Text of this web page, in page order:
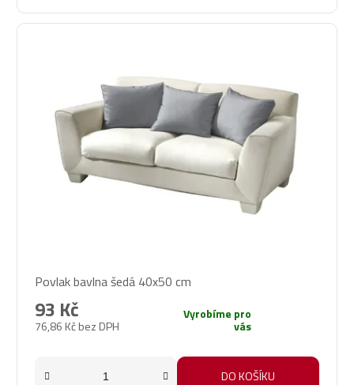
Povlak bavlna šedá 40x50 cm
76,86 Kč bez DPH
93 Kč Vyrobíme pro
vás
DO KOŠÍKU